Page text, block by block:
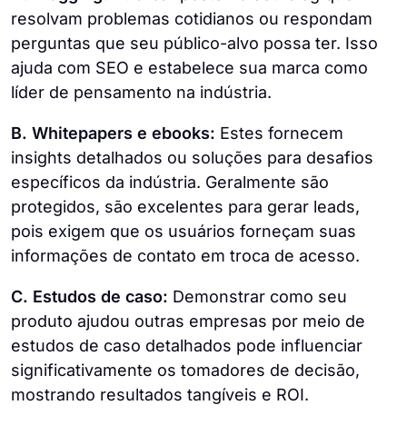
resolvam problemas cotidianos ou respondam
perguntas que seu público-alvo possa ter. Isso
ajuda com SEO e estabelece sua marca como
líder de pensamento na indústria.
B. Whitepapers e ebooks: Estes fornecem
insights detalhados ou soluções para desafios
específicos da indústria. Geralmente são
protegidos, são excelentes para gerar leads,
pois exigem que os usuários forneçam suas
informações de contato em troca de acesso.
C. Estudos de caso: Demonstrar como seu
produto ajudou outras empresas por meio de
estudos de caso detalhados pode influenciar
significativamente os tomadores de decisão,
mostrando resultados tangíveis e ROI.